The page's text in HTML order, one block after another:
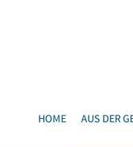
HOME AUS DER